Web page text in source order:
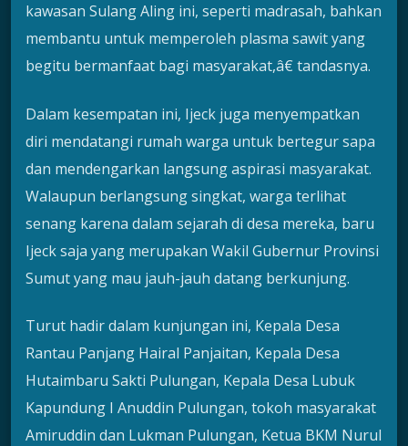
kawasan Sulang Aling ini, seperti madrasah, bahkan
membantu untuk memperoleh plasma sawit yang
begitu bermanfaat bagi masyarakat,â€ tandasnya.
Dalam kesempatan ini, Ijeck juga menyempatkan
diri mendatangi rumah warga untuk bertegur sapa
dan mendengarkan langsung aspirasi masyarakat.
Walaupun berlangsung singkat, warga terlihat
senang karena dalam sejarah di desa mereka, baru
Ijeck saja yang merupakan Wakil Gubernur Provinsi
Sumut yang mau jauh-jauh datang berkunjung.
Turut hadir dalam kunjungan ini, Kepala Desa
Rantau Panjang Hairal Panjaitan, Kepala Desa
Hutaimbaru Sakti Pulungan, Kepala Desa Lubuk
Kapundung I Anuddin Pulungan, tokoh masyarakat
Amiruddin dan Lukman Pulungan, Ketua BKM Nurul